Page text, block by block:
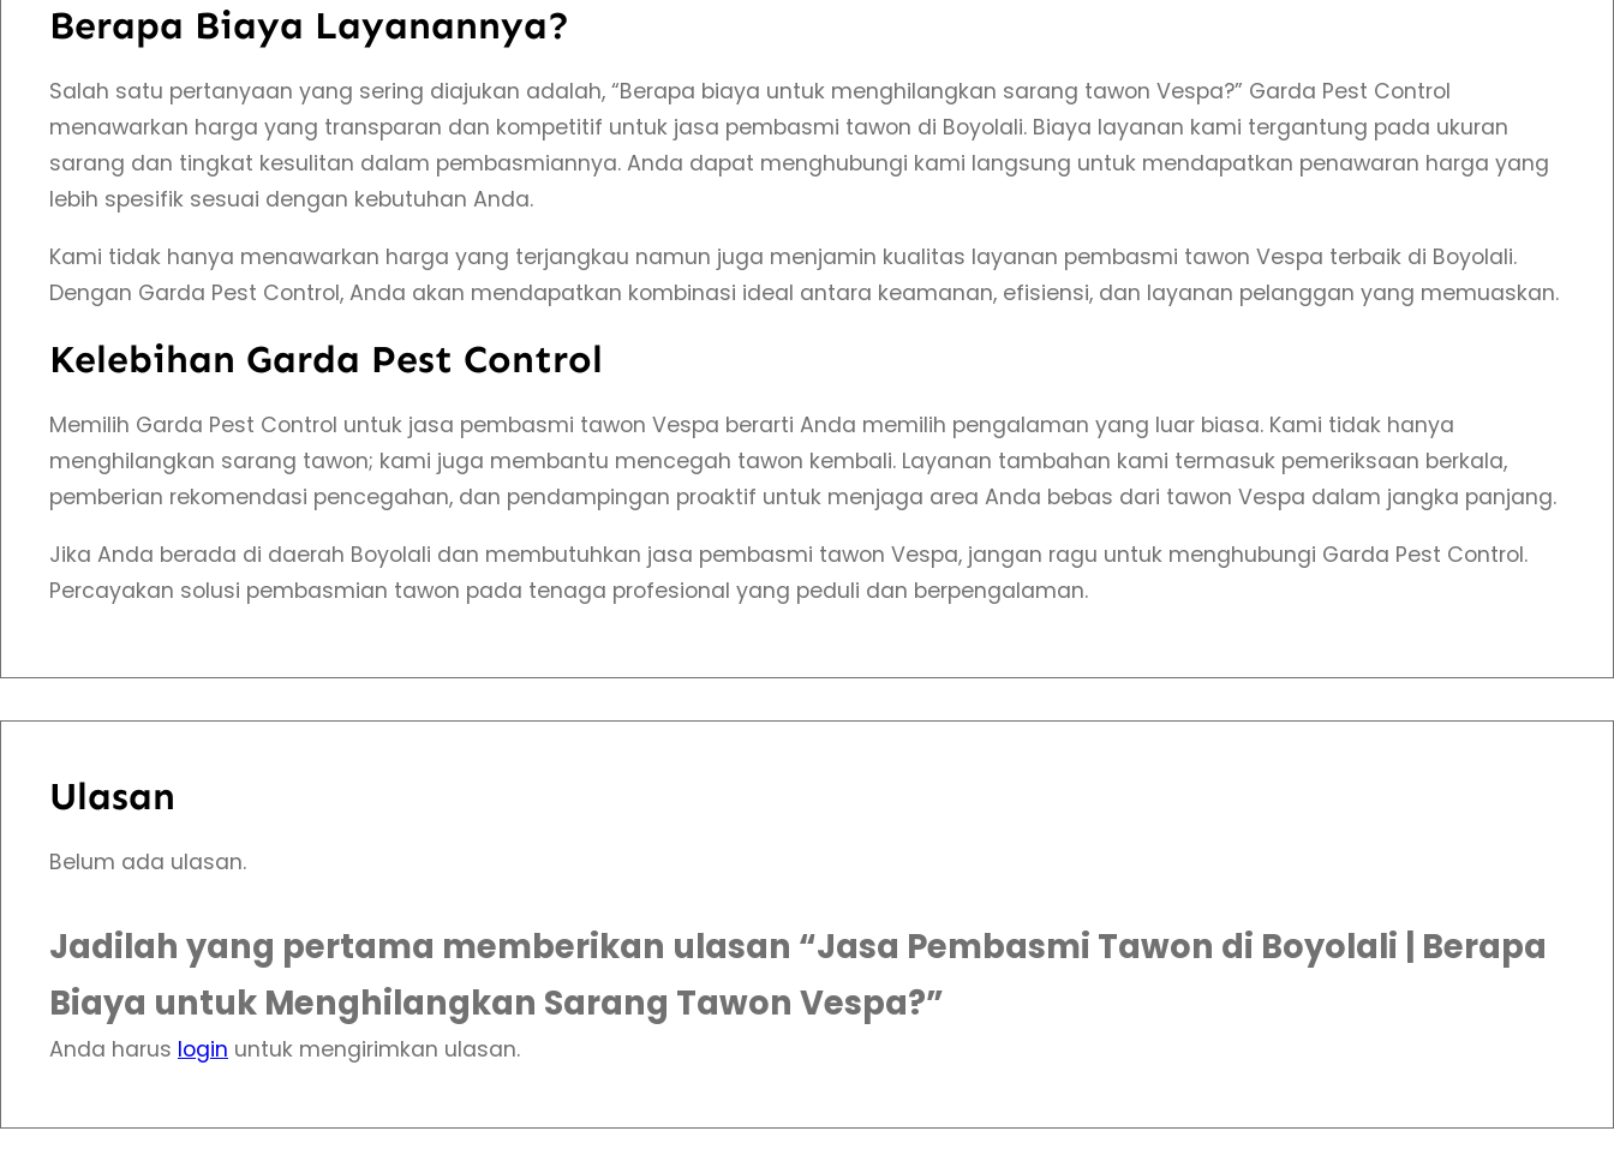
Berapa Biaya Layanannya?
Salah satu pertanyaan yang sering diajukan adalah, “Berapa biaya untuk menghilangkan sarang tawon Vespa?” Garda Pest Control
menawarkan harga yang transparan dan kompetitif untuk jasa pembasmi tawon di Boyolali. Biaya layanan kami tergantung pada ukuran
sarang dan tingkat kesulitan dalam pembasmiannya. Anda dapat menghubungi kami langsung untuk mendapatkan penawaran harga yang
lebih spesifik sesuai dengan kebutuhan Anda.
Kami tidak hanya menawarkan harga yang terjangkau namun juga menjamin kualitas layanan pembasmi tawon Vespa terbaik di Boyolali.
Dengan Garda Pest Control, Anda akan mendapatkan kombinasi ideal antara keamanan, efisiensi, dan layanan pelanggan yang memuaskan.
Kelebihan Garda Pest Control
Memilih Garda Pest Control untuk jasa pembasmi tawon Vespa berarti Anda memilih pengalaman yang luar biasa. Kami tidak hanya
menghilangkan sarang tawon; kami juga membantu mencegah tawon kembali. Layanan tambahan kami termasuk pemeriksaan berkala,
pemberian rekomendasi pencegahan, dan pendampingan proaktif untuk menjaga area Anda bebas dari tawon Vespa dalam jangka panjang.
Jika Anda berada di daerah Boyolali dan membutuhkan jasa pembasmi tawon Vespa, jangan ragu untuk menghubungi Garda Pest Control.
Percayakan solusi pembasmian tawon pada tenaga profesional yang peduli dan berpengalaman.
Ulasan
Belum ada ulasan.
Jadilah yang pertama memberikan ulasan “Jasa Pembasmi Tawon di Boyolali | Berapa
Biaya untuk Menghilangkan Sarang Tawon Vespa?”
Anda harus login untuk mengirimkan ulasan.